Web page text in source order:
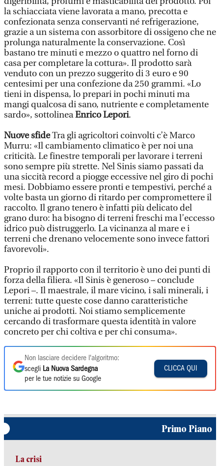
la schiacciata viene lavorata a mano, precotta e
confezionata senza conservanti né refrigerazione,
grazie a un sistema con assorbitore di ossigeno che ne
prolunga naturalmente la conservazione. Così
bastano tre minuti e mezzo o quattro nel forno di
casa per completare la cottura». Il prodotto sarà
venduto con un prezzo suggerito di 3 euro e 90
centesimi per una confezione da 250 grammi. «Lo
tieni in dispensa, lo prepari in pochi minuti ma
mangi qualcosa di sano, nutriente e completamente
sardo», sottolineaEnrico Lepori.
Nuove sfideTra gli agricoltori coinvolti c’è Marco
Murru: «Il cambiamento climatico è per noi una
criticità. Le finestre temporali per lavorare i terreni
sono sempre più strette. Nel Sinis siamo passati da
una siccità record a piogge eccessive nel giro di pochi
mesi. Dobbiamo essere pronti e tempestivi, perché a
volte basta un giorno di ritardo per compromettere il
raccolto. Il grano tenero è infatti più delicato del
grano duro: ha bisogno di terreni freschi ma l’eccesso
idrico può distruggerlo. La vicinanza al mare e i
terreni che drenano velocemente sono invece fattori
favorevoli».
Proprio il rapporto con il territorio è uno dei punti di
forza della filiera. «Il Sinis è generoso – conclude
Lepori –. Il maestrale, il mare vicino, i sali minerali, i
terreni: tutte queste cose danno caratteristiche
uniche ai prodotti. Noi stiamo semplicemente
cercando di trasformare questa identità in valore
concreto per chi coltiva e per chi consuma».
Non lasciare decidere l'algoritmo:
scegli La Nuova Sardegna
per le tue notizie su Google
CLICCA QUI
Primo Piano
La crisi